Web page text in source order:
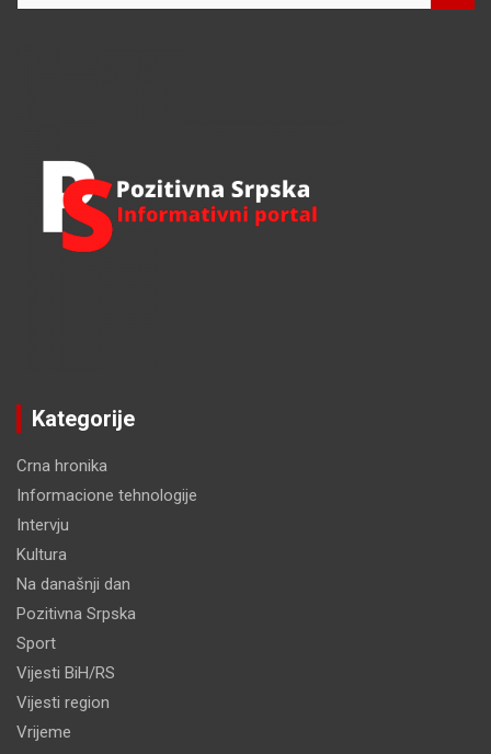
Kategorije
Crna hronika
Informacione tehnologije
Intervju
Kultura
Na današnji dan
Pozitivna Srpska
Sport
Vijesti BiH/RS
Vijesti region
Vrijeme